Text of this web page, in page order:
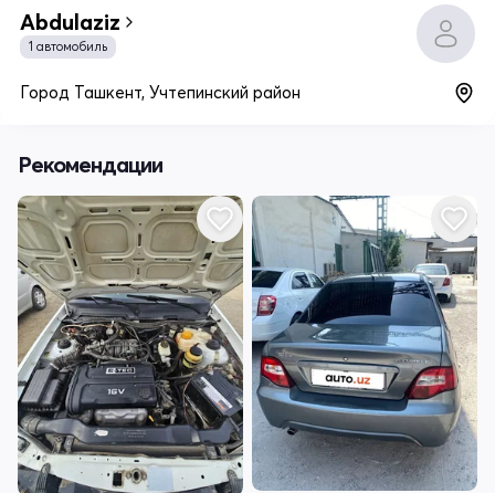
Abdulaziz
1 автомобиль
Город Ташкент, Учтепинский район
Рекомендации